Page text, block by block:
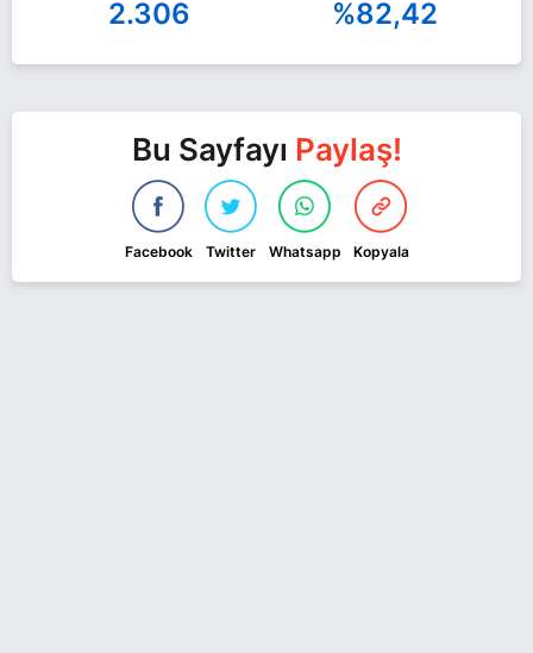
2.306 %82,42
Bu Sayfayı Paylaş!
Facebook Twitter Whatsapp Kopyala